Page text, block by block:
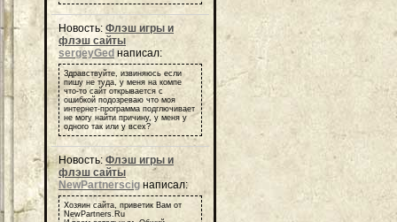
Новость: Флэш игры и
флэш сайты
sergeyGed написал:
Здравствуйте, извиняюсь если
пишу не туда, у меня на компе
что-то сайт открывается с
ошибкой подозреваю что моя
интернет-программа подглючивает
не могу найти причину, у меня у
одного так или у всех?
Новость: Флэш игры и
флэш сайты
NewPartnerscig написал:
Хозяин сайта, приветик Вам от
NewPartners.Ru